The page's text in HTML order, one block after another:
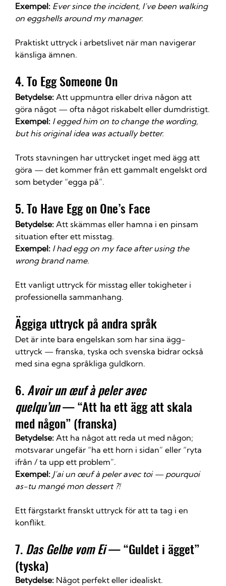
Exempel: Ever since the incident, I’ve been walking
on eggshells around my manager.
Praktiskt uttryck i arbetslivet när man navigerar
känsliga ämnen.
4. To Egg Someone On
Betydelse: Att uppmuntra eller driva någon att
göra något — ofta något riskabelt eller dumdristigt.
Exempel: I egged him on to change the wording,
but his original idea was actually better.
Trots stavningen har uttrycket inget med ägg att
göra — det kommer från ett gammalt engelskt ord
som betyder “egga på”.
5. To Have Egg on One’s Face
Betydelse: Att skämmas eller hamna i en pinsam
situation efter ett misstag.
Exempel: I had egg on my face after using the
wrong brand name.
Ett vanligt uttryck för misstag eller tokigheter i
professionella sammanhang.
Äggiga uttryck på andra språk
Det är inte bara engelskan som har sina ägg-
uttryck — franska, tyska och svenska bidrar också
med sina egna språkliga guldkorn.
6. Avoir un œuf à peler avec
quelqu’un — “Att ha ett ägg att skala
med någon” (franska)
Betydelse: Att ha något att reda ut med någon;
motsvarar ungefär “ha ett horn i sidan” eller “ryta
ifrån / ta upp ett problem”.
Exempel: J’ai un œuf à peler avec toi — pourquoi
as-tu mangé mon dessert ?!
Ett färgstarkt franskt uttryck för att ta tag i en
konflikt.
7. Das Gelbe vom Ei — “Guldet i ägget”
(tyska)
Betydelse: Något perfekt eller idealiskt.